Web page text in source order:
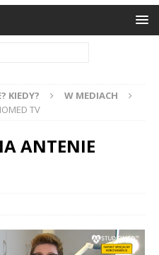
KIEDY?
W MEDIACH
TV
ANTENIE